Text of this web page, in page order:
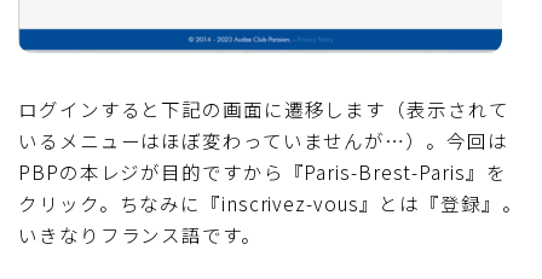
ログインすると下記の画面に遷移します（表示されて
いるメニューはほぼ変わっていませんが…）。今回は
PBPの本レジが目的ですから『Paris-Brest-Paris』を
クリック。ちなみに『inscrivez-vous』とは『登録』。
いきなりフランス語です。